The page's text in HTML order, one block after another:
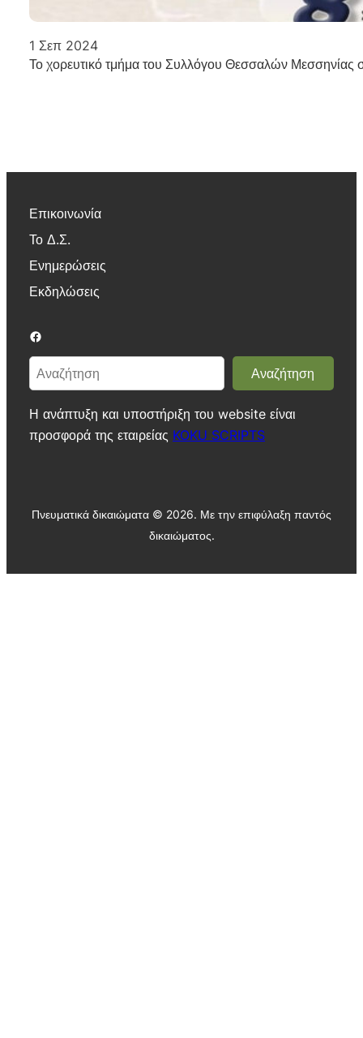
1 Σεπ 2024
Το χορευτικό τμήμα του Συλλόγου Θεσσαλών Μεσσηνίας
Επικοινωνία
Το Δ.Σ.
Ενημερώσεις
Εκδηλώσεις
Facebook
ν
α
ζ
σ
Αναζήτηση
Η ανάπτυξη και υποστήριξη του website είναι
προσφορά της εταιρείας KOKU SCRIPTS
Πνευματικά δικαιώματα © 2026. Με την επιφύλαξη παντός
δικαιώματος.